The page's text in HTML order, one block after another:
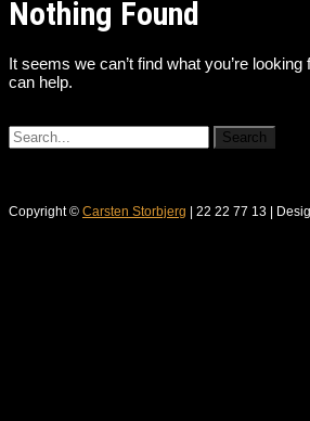
Nothing Found
It seems we can’t find what you’re
can help.
Copyright © Carsten Storbjerg | 22 22 77 13 |